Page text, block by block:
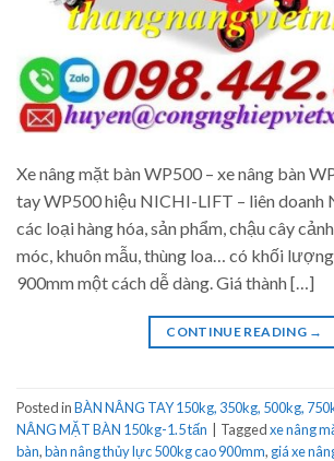
Xe nâng mặt bàn WP500 – xe nâng bàn
tay WP500 hiệu NICHI-LIFT – liên doanh
các loại hàng hóa, sản phẩm, chậu cây
móc, khuôn mẫu, thùng loa… có khối
900mm một cách dễ dàng. Giá thành […]
CONTINUE READING →
Posted inBÀN NÂNG TAY 150kg, 350kg, 500kg,
NÂNG MẶT BÀN 150kg-1.5 tấn
Taggedxe nâng
bàn,bàn nâng thủy lực 500kg cao 900mm, giá xe